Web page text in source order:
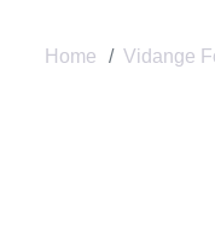
Home Vidange